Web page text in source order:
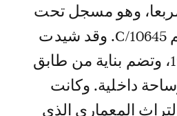
مترا مربعا، وهو مسجل تحت
الرسم العقاري رقم 10645/C. وقد شيدت
هذه الفيلا سنة 1932، وتضم بناية من طابق
داخلية. وكانت
المعماري الذي